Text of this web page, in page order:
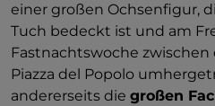
einer großen Ochsenfigur,
Tuch bedeckt ist und am
Fastnachtswoche zwischen
Piazza del Popolo
andererseits die großen